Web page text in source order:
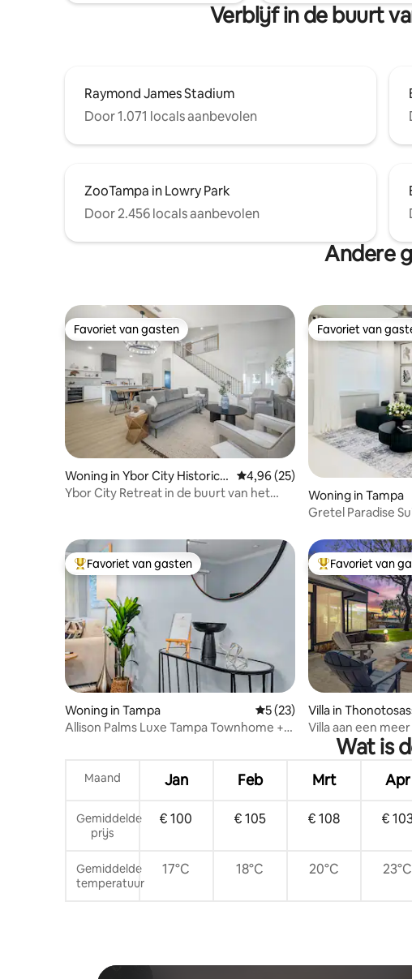
Verblijf in de buurt
Raymond James Stadium
Door 1.071 locals aanbevolen
ZooTampa in Lowry Park
Door 2.456 locals aanbevolen
Andere
Favoriet van gasten
Favoriet van gasten
Woning in Ybor City Historic
District
Gemiddelde beoordeling van
4,96 (25)
Ybor City Retreat in de buurt van het
Favoriet van
Favoriet van
Woning in Tampa
Gretel Paradise
Topfavoriet van gasten
Favoriet van gasten
Woning in Tampa Gemiddelde beoordeling
5 (23)
Allison Palms Luxe Tampa Townhome +
Topfavoriet van
Favoriet van
Villa in
Villa aan een meer
Wat is
Maand Jan Feb Mrt Apr
Gemiddelde
prijs
€ 100 € 105 € 108 €
Gemiddelde
temperatuur
17°C 18°C 20°C 23°C